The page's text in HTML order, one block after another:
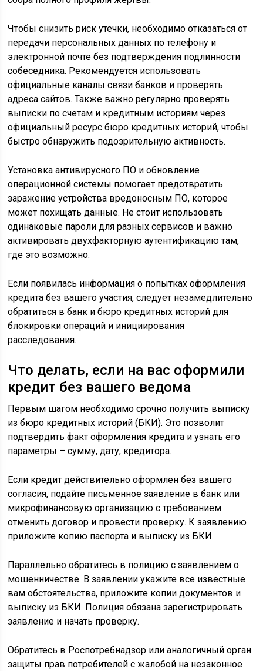
Чтобы снизить риск утечки, необходимо отказаться от
передачи персональных данных по телефону и
электронной почте без подтверждения подлинности
собеседника. Рекомендуется использовать
официальные каналы связи банков и проверять
адреса сайтов. Также важно регулярно проверять
выписки по счетам и кредитным историям через
официальный ресурс бюро кредитных историй, чтобы
быстро обнаружить подозрительную активность.
Установка антивирусного ПО и обновление
операционной системы помогает предотвратить
заражение устройства вредоносным ПО, которое
может похищать данные. Не стоит использовать
одинаковые пароли для разных сервисов и важно
активировать двухфакторную аутентификацию там,
где это возможно.
Если появилась информация о попытках оформления
кредита без вашего участия, следует незамедлительно
обратиться в банк и бюро кредитных историй для
блокировки операций и инициирования
расследования.
Что делать, если на вас оформили
кредит без вашего ведома
Первым шагом необходимо срочно получить выписку
из бюро кредитных историй (БКИ). Это позволит
подтвердить факт оформления кредита и узнать его
параметры – сумму, дату, кредитора.
Если кредит действительно оформлен без вашего
согласия, подайте письменное заявление в банк или
микрофинансовую организацию с требованием
отменить договор и провести проверку. К заявлению
приложите копию паспорта и выписку из БКИ.
Параллельно обратитесь в полицию с заявлением о
мошенничестве. В заявлении укажите все известные
вам обстоятельства, приложите копии документов и
выписку из БКИ. Полиция обязана зарегистрировать
заявление и начать проверку.
Обратитесь в Роспотребнадзор или аналогичный орган
защиты прав потребителей с жалобой на незаконное